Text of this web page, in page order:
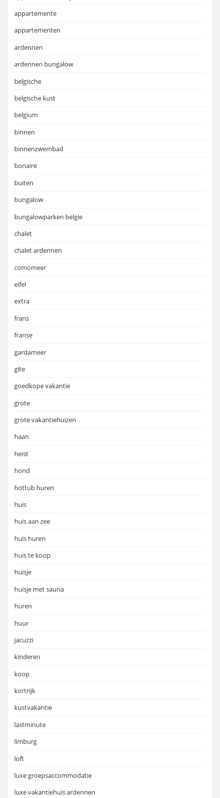
appartemente
appartementen
ardennen
ardennen bungalow
belgische
belgische kust
belgium
binnen
binnenzwembad
bonaire
buiten
bungalow
bungalowparken belgie
chalet
chalet ardennen
comomeer
eifel
extra
frans
franse
gardameer
gite
goedkope vakantie
grote
grote vakantiehuizen
haan
heist
hond
hottub huren
huis
huis aan zee
huis huren
huis te koop
huisje
huisje met sauna
huren
huur
jacuzzi
kinderen
koop
kortrijk
kustvakantie
lastminute
limburg
loft
luxe groepsaccommodatie
luxe vakantiehuis ardennen